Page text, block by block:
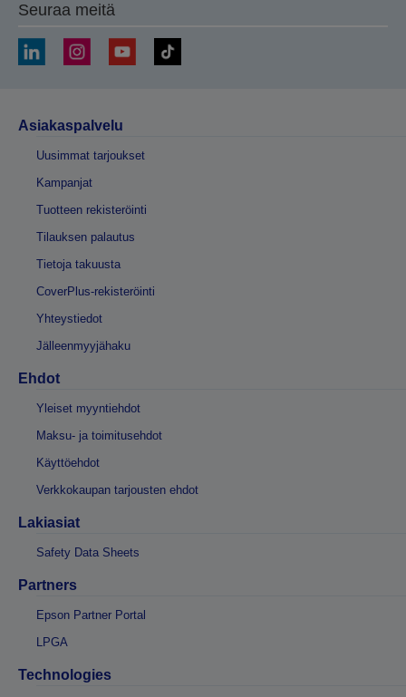
Seuraa meitä
Asiakaspalvelu
Uusimmat tarjoukset
Kampanjat
Tuotteen rekisteröinti
Tilauksen palautus
Tietoja takuusta
CoverPlus-rekisteröinti
Yhteystiedot
Jälleenmyyjähaku
Ehdot
Yleiset myyntiehdot
Maksu- ja toimitusehdot
Käyttöehdot
Verkkokaupan tarjousten ehdot
Lakiasiat
Safety Data Sheets
Partners
Epson Partner Portal
LPGA
Technologies